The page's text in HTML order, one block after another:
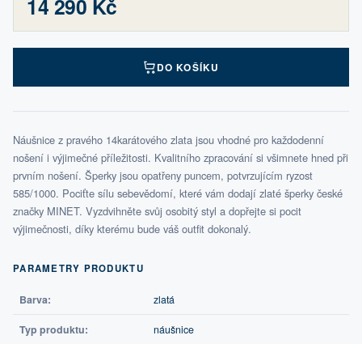
14 290 Kč
DO KOŠÍKU
Náušnice z pravého 14karátového zlata jsou vhodné pro každodenní
nošení i výjimečné příležitosti. Kvalitního zpracování si všimnete hned při
prvním nošení. Šperky jsou opatřeny puncem, potvrzujícím ryzost
585/1000. Pociťte sílu sebevědomí, které vám dodají zlaté šperky české
značky MINET. Vyzdvihněte svůj osobitý styl a dopřejte si pocit
výjimečnosti, díky kterému bude váš outfit dokonalý.
PARAMETRY PRODUKTU
Barva: zlatá
Typ produktu: náušnice